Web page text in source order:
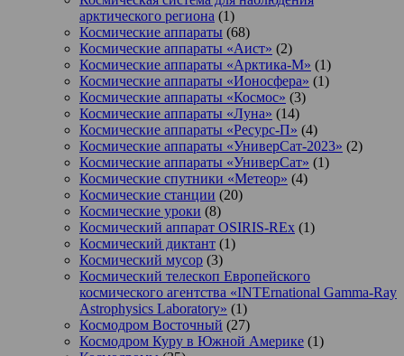
арктического региона (1)
Космические аппараты (68)
Космические аппараты «Аист» (2)
Космические аппараты «Арктика-М» (1)
Космические аппараты «Ионосфера» (1)
Космические аппараты «Космос» (3)
Космические аппараты «Луна» (14)
Космические аппараты «Ресурс-П» (4)
Космические аппараты «УниверСат-2023» (2)
Космические аппараты «УниверСат» (1)
Космические спутники «Метеор» (4)
Космические станции (20)
Космические уроки (8)
Космический аппарат OSIRIS-REx (1)
Космический диктант (1)
Космический мусор (3)
Космический телескоп Европейского
космического агентства «INTErnational Gamma-Ray
Astrophysics Laboratory» (1)
Космодром Восточный (27)
Космодром Куру в Южной Америке (1)